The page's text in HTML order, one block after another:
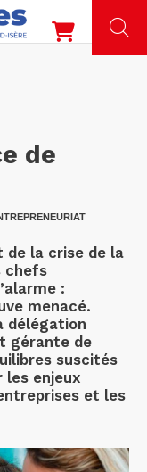
de
de la crise de la
chefs
:
menacé.
délégation
gérante de
suscités
les enjeux
et les